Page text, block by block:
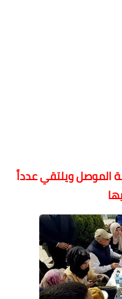
الموصل ويلتقي عدداً